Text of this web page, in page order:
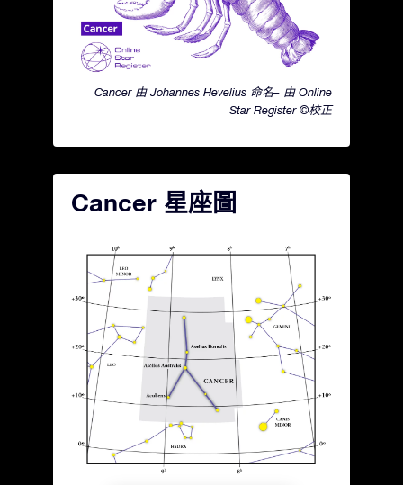
Cancer 由 Johannes Hevelius 命名– 由 Online
Star Register ©校正
Cancer 星座圖